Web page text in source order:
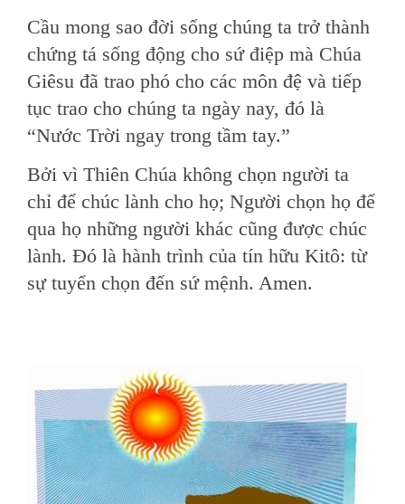
Cầu mong sao đời sống chúng ta trở thành
chứng tá sống động cho sứ điệp mà Chúa
Giêsu đã trao phó cho các môn đệ và tiếp
tục trao cho chúng ta ngày nay, đó là
“Nước Trời ngay trong tầm tay.”
Bởi vì Thiên Chúa không chọn người ta
chỉ để chúc lành cho họ; Người chọn họ để
qua họ những người khác cũng được chúc
lành. Đó là hành trình của tín hữu Kitô: từ
sự tuyển chọn đến sứ mệnh. Amen.